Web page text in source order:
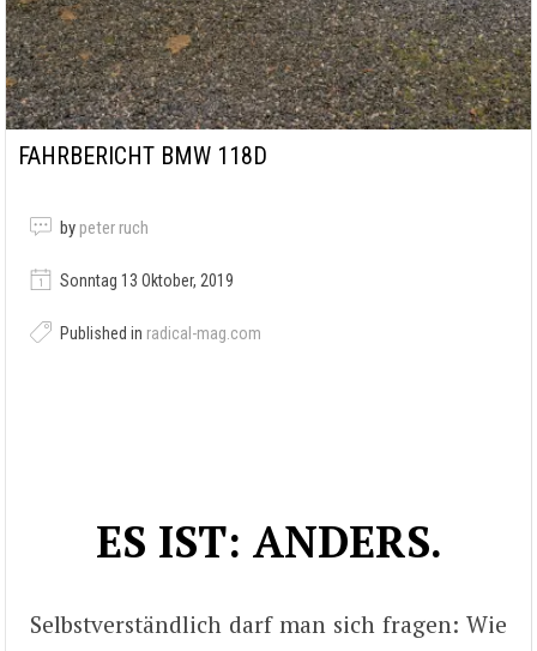
FAHRBERICHT BMW 118D
by peter ruch
Sonntag 13 Oktober, 2019
Published in radical-mag.com
ES IST: ANDERS.
Selbstverständlich darf man sich fragen: Wie